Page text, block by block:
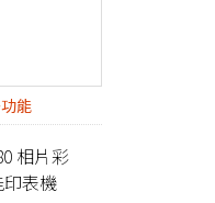
能
相片彩
表機